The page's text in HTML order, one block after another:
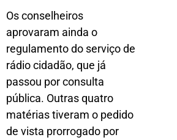
Os conselheiros
aprovaram ainda o
regulamento do serviço de
rádio cidadão, que já
passou por consulta
pública. Outras quatro
matérias tiveram o pedido
de vista prorrogado por